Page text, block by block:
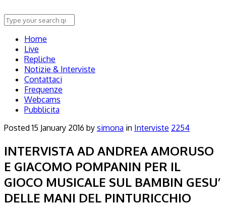
Home
Live
Repliche
Notizie & Interviste
Contattaci
Frequenze
Webcams
Pubblicita
Posted15 January 2016 by simona in Interviste 2254
INTERVISTA AD ANDREA AMORUSO
E GIACOMO POMPANIN PER IL
GIOCO MUSICALE SUL BAMBIN GESU’
DELLE MANI DEL PINTURICCHIO